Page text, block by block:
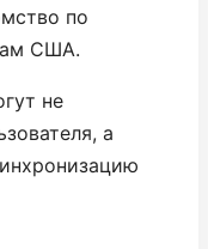
по
США.
не
а